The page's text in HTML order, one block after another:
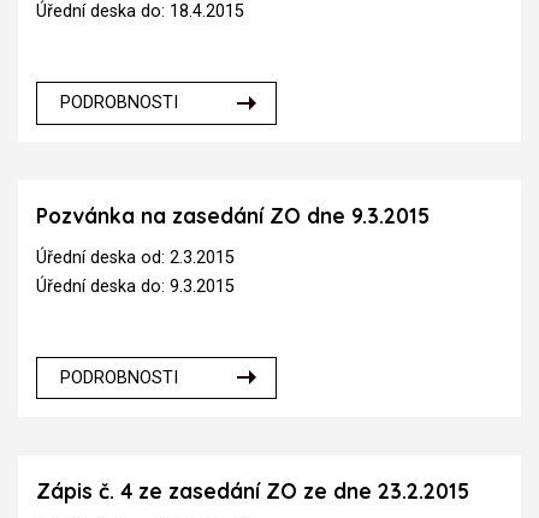
Úřední deska do: 18.4.2015
PODROBNOSTI
Pozvánka na zasedání ZO dne 9.3.2015
Úřední deska od: 2.3.2015
Úřední deska do: 9.3.2015
PODROBNOSTI
Zápis č. 4 ze zasedání ZO ze dne 23.2.2015